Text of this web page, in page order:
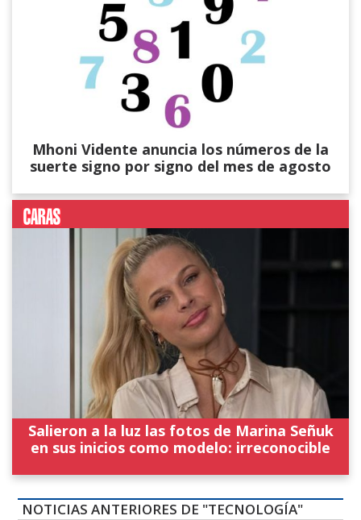
Mhoni Vidente anuncia los números de la
suerte signo por signo del mes de agosto
Salieron a la luz las fotos de Marina Señuk
en sus inicios como modelo: irreconocible
NOTICIAS ANTERIORES DE "TECNOLOGÍA"